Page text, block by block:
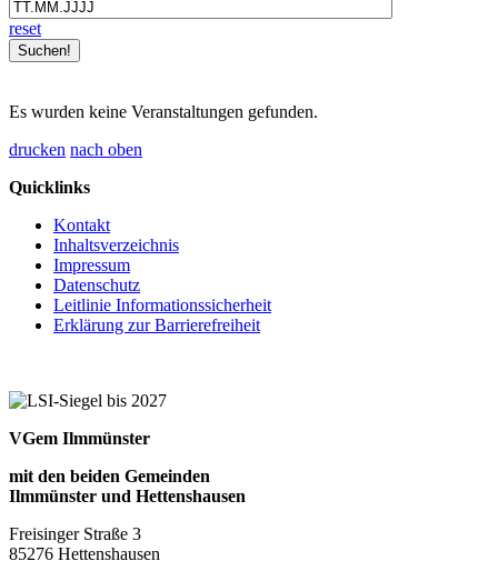
reset
Es wurden keine Veranstaltungen gefunden.
drucken nach oben
Quicklinks
Kontakt
Inhaltsverzeichnis
Impressum
Datenschutz
Leitlinie Informationssicherheit
Erklärung zur Barrierefreiheit
VGem Ilmmünster
mit den beiden Gemeinden
Ilmmünster und Hettenshausen
Freisinger Straße 3
85276 Hettenshausen